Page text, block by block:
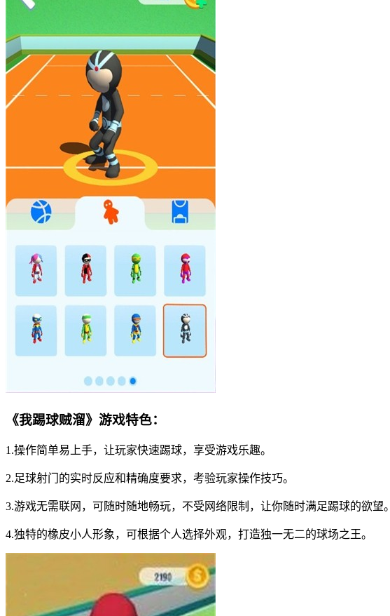
《我踢球贼溜》游戏特色：
1.操作简单易上手，让玩家快速踢球，享受游戏乐趣。
2.足球射门的实时反应和精确度要求，考验玩家操作技巧。
3.游戏无需联网，可随时随地畅玩，不受网络限制，让你随时满足踢球的欲望。
4.独特的橡皮小人形象，可根据个人选择外观，打造独一无二的球场之王。